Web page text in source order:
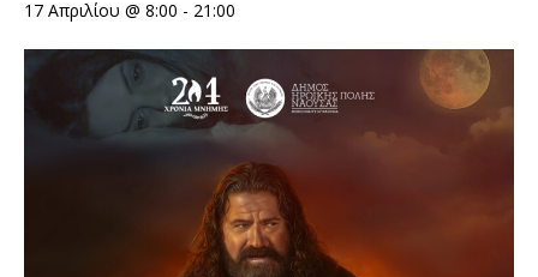
17 Απριλίου @ 8:00 - 21:00